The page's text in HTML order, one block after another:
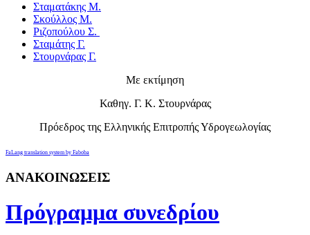
Σταματάκης Μ.
Σκούλλος Μ.
Ριζοπούλου Σ.
Σταμάτης Γ.
Στουρνάρας Γ.
Με εκτίμηση
Καθηγ. Γ. Κ. Στουρνάρας
Πρόεδρος της Ελληνικής Επιτροπής Υδρογεωλογίας
FaLang translation system by Faboba
ΑΝΑΚΟΙΝΩΣΕΙΣ
Πρόγραμμα συνεδρίου